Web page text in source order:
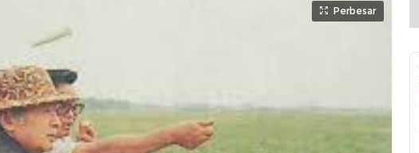
Perbesar